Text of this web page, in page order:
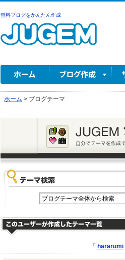
無料ブログをかんたん作成
ホーム > ブログテーマ
『 hararumi